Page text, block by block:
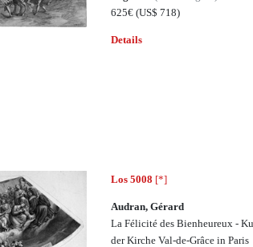
625€ (US$ 718)
Details
Los 5008 [*]
Audran, Gérard
La Félicité des Bienheureux -
der Kirche Val-de-Grâce in Paris